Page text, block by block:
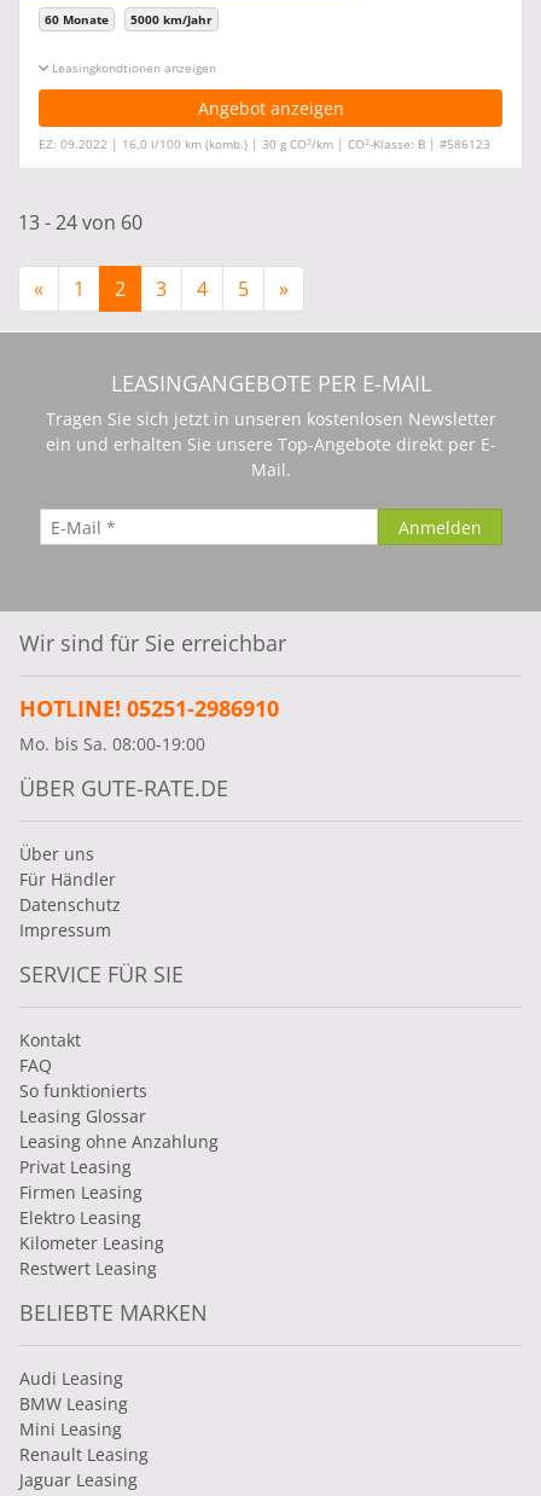
60 Monate 5000 km/Jahr
Leasingkonditionen ein-/ausblenden
Angebot anzeigen
EZ: 09.2022 | 16,0 l/100 km (komb.) | 30 g CO2/km | CO2-Klasse: B | #586123
13 - 24 von 60
« 1 2 3 4 5 »
LEASINGANGEBOTE PER E-MAIL
Tragen Sie sich jetzt in unseren kostenlosen Newsletter
ein und erhalten Sie unsere Top-Angebote direkt per E-
Mail.
Wir sind für Sie erreichbar
HOTLINE! 05251-2986910
Mo. bis Sa. 08:00-19:00
ÜBER GUTE-RATE.DE
Über uns
Für Händler
Datenschutz
Impressum
SERVICE FÜR SIE
Kontakt
FAQ
So funktionierts
Leasing Glossar
Leasing ohne Anzahlung
Privat Leasing
Firmen Leasing
Elektro Leasing
Kilometer Leasing
Restwert Leasing
BELIEBTE MARKEN
Audi Leasing
BMW Leasing
Mini Leasing
Renault Leasing
Jaguar Leasing